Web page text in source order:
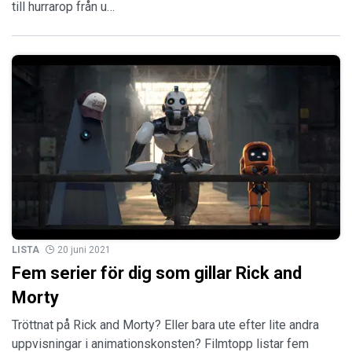
till hurrarop från u…
LISTA 20 juni 2021
Fem serier för dig som gillar Rick and
Morty
Tröttnat på Rick and Morty? Eller bara ute efter lite andra
uppvisningar i animationskonsten? Filmtopp listar fem